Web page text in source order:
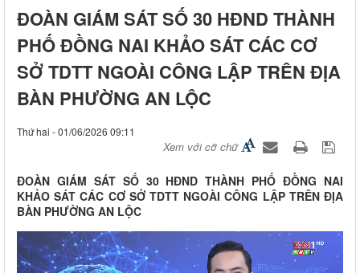
ĐOÀN GIÁM SÁT SỐ 30 HĐND THÀNH
PHỐ ĐỒNG NAI KHẢO SÁT CÁC CƠ
SỞ TDTT NGOÀI CÔNG LẬP TRÊN ĐỊA
BÀN PHƯỜNG AN LỘC
Thứ hai - 01/06/2026 09:11
Xem với cỡ chữ
ĐOÀN GIÁM SÁT SỐ 30 HĐND THÀNH PHỐ ĐỒNG NAI
KHẢO SÁT CÁC CƠ SỞ TDTT NGOÀI CÔNG LẬP TRÊN ĐỊA
BÀN PHƯỜNG AN LỘC